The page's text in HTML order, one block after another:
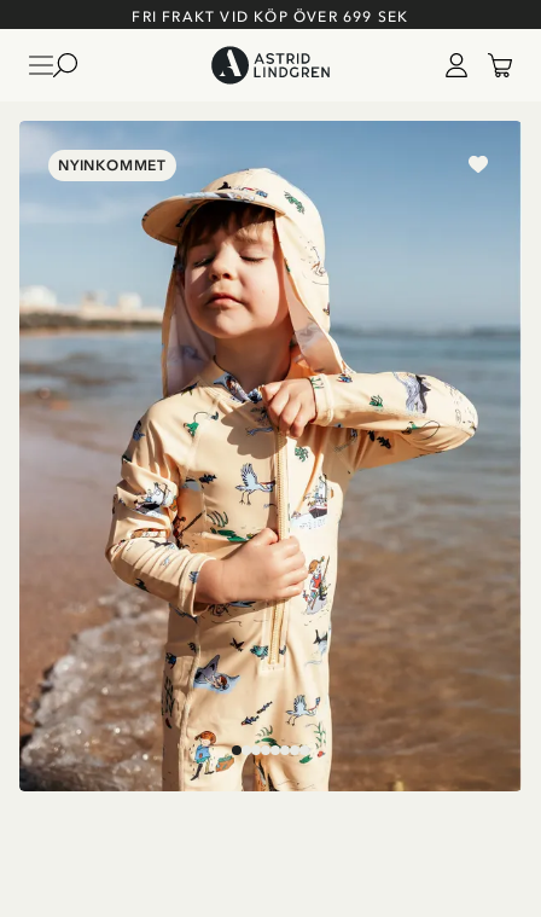
FRI FRAKT VID KÖP ÖVER 699 SEK
NYINKOMMET